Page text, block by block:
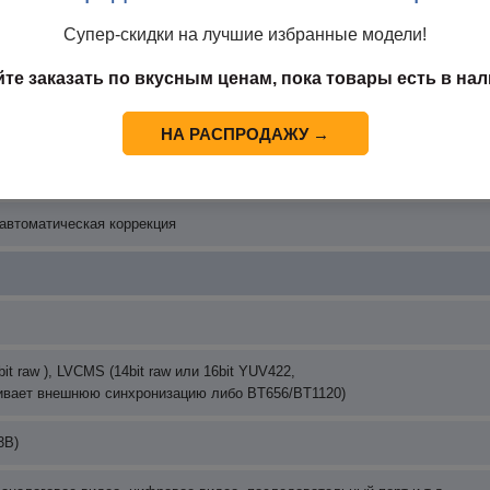
автоматическая регулировка
цветов и наличие реверса
коррекция
raw ), LVCMS (14bit raw или 16bit YUV422,
внешнюю синхронизацию либо BT656/BT1120)
Супер-скидки на лучшие избранные модели!
заказать по вкусным ценам, пока товары есть в
НА РАСПРОДАЖУ →